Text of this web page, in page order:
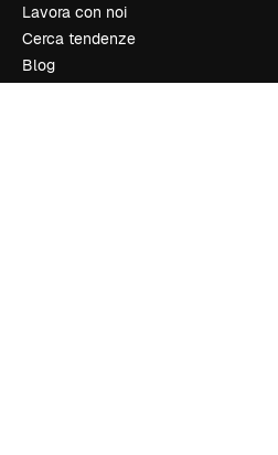
Lavora con noi
Cerca tendenze
Blog